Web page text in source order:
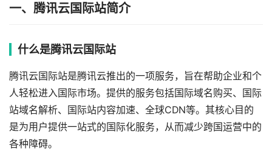
一、腾讯云国际站简介
什么是腾讯云国际站
腾讯云国际站是腾讯云推出的一项服务，旨在帮助企业和个
人轻松进入国际市场。提供的服务包括国际域名购买、国际
站域名解析、国际站内容加速、全球CDN等。其核心目的
是为用户提供一站式的国际化服务，从而减少跨国运营中的
各种障碍。